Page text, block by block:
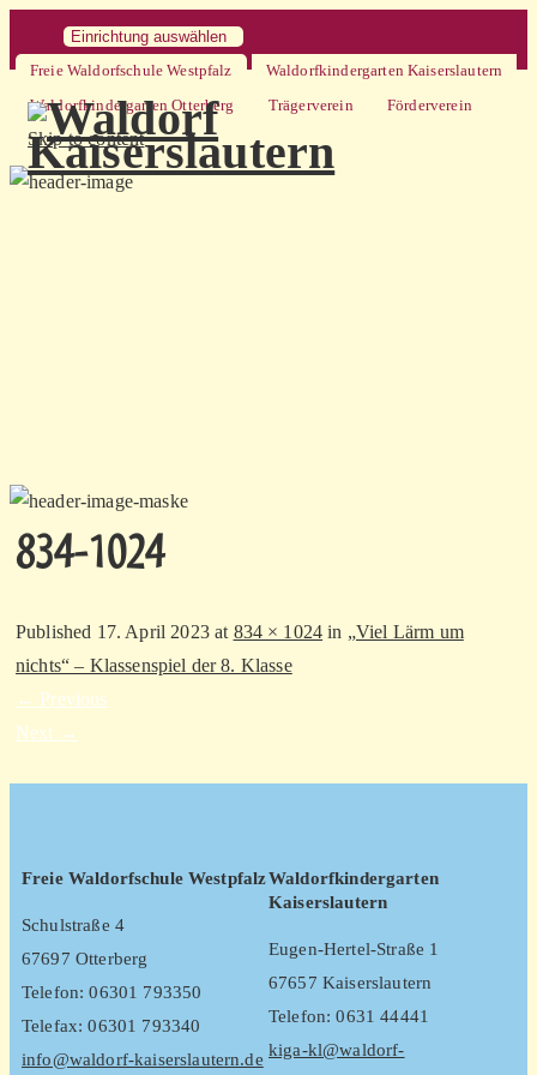
Einrichtung auswählen
Freie Waldorfschule Westpfalz
Waldorfkindergarten Kaiserslautern
Waldorfkindergarten Otterberg
Trägerverein Förderverein
Skip to content
834-1024
Published 17. April 2023at 834 × 1024 in „Viel Lärm um
nichts“ – Klassenspiel der 8. Klasse
← Previous
Next →
Freie Waldorfschule Westpfalz
Schulstraße 4
67697 Otterberg
Telefon: 06301 793350
Telefax: 06301 793340
info@waldorf-kaiserslautern.de
Waldorfkindergarten
Kaiserslautern
Eugen-Hertel-Straße 1
67657 Kaiserslautern
Telefon: 0631 44441
kiga-kl@waldorf-